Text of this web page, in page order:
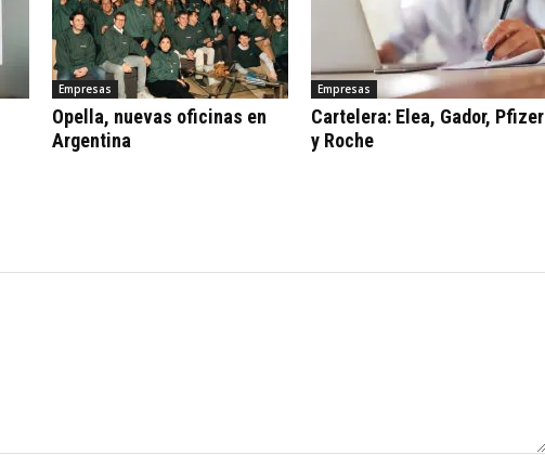
Empresas
Opella, nuevas oficinas en
Argentina
Empresas
Cartelera: Elea, Gador, Pfizer
y Roche